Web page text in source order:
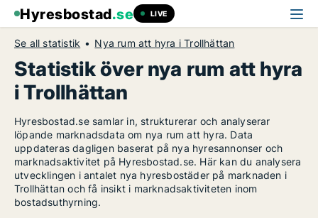
Hyresbostad.se LIVE
Se all statistik Nya rum att hyra i Trollhättan
Statistik över nya rum att hyra
i Trollhättan
Hyresbostad.se samlar in, strukturerar och analyserar
löpande marknadsdata om nya rum att hyra. Data
uppdateras dagligen baserat på nya hyresannonser och
marknadsaktivitet på Hyresbostad.se. Här kan du analysera
utvecklingen i antalet nya hyresbostäder på marknaden i
Trollhättan och få insikt i marknadsaktiviteten inom
bostadsuthyrning.